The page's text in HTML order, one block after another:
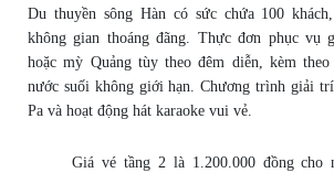
Du thuyền sông Hàn có sức chứa 100
không gian thoáng đãng. Thực đơn phục vụ
hoặc mỳ Quảng tùy theo đêm diễn, kèm
nước suối không giới hạn. Chương trình giải
Pa và hoạt động hát karaoke vui vẻ.
Giá vé tầng 2 là 1.200.000 đồng